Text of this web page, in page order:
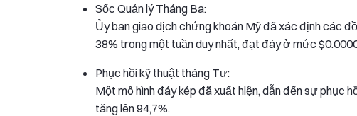
Sốc Quản lý Tháng Ba:
Ủy ban giao dịch chứng khoán Mỹ đã xác định các
38% trong một tuần duy nhất, đạt đáy ở mức
Phục hồi kỹ thuật tháng Tư:
Một mô hình đáy kép đã xuất hiện, dẫn đến sự phục
tăng lên 94,7%.